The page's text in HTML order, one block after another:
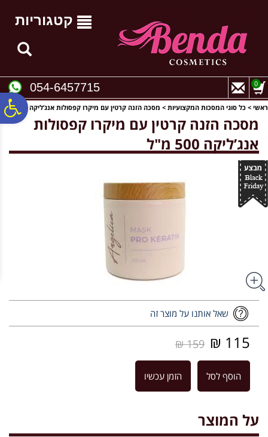
נגישות
קטגוריות
054-6457715 0
ראשי > כל סוגי המסכות המקצועיות > מסכה הזנה קרטין עם מיקרו קפסולות אנג’ליקה 500 מ"ל
מסכה הזנה קרטין עם מיקרו קפסולות
אנג’ליקה 500 מ"ל
שאל אותנו על מוצר זה
115 ₪
159 ₪
הוסף לסל הזמן עכשיו
על המוצר